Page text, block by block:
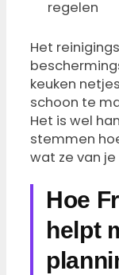
regelen
Het
keuken
schoon te
Het is wel
stemmen
wat ze van
Hoe
helpt